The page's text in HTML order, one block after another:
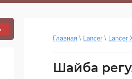
Главная \ Lancer \ Lancer
Шайба